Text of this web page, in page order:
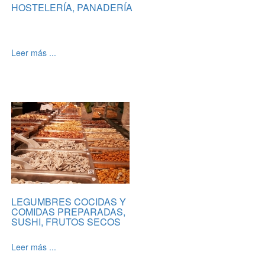
HOSTELERÍA, PANADERÍA
Leer más ...
LEGUMBRES COCIDAS Y
COMIDAS PREPARADAS,
SUSHI, FRUTOS SECOS
Leer más ...